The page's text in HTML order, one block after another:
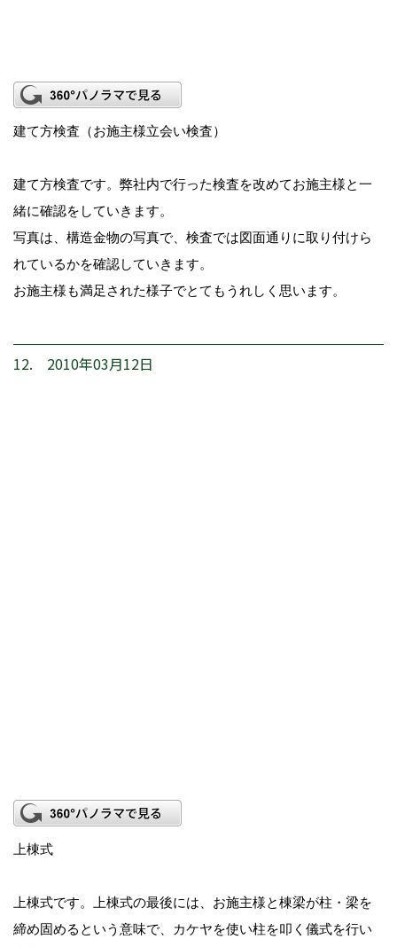
建て方検査（お施主様立会い検査）
建て方検査です。弊社内で行った検査を改めてお施主様と一
緒に確認をしていきます。
写真は、構造金物の写真で、検査では図面通りに取り付けら
れているかを確認していきます。
お施主様も満足された様子でとてもうれしく思います。
12. 2010年03月12日
上棟式
上棟式です。上棟式の最後には、お施主様と棟梁が柱・梁を
締め固めるという意味で、カケヤを使い柱を叩く儀式を行い